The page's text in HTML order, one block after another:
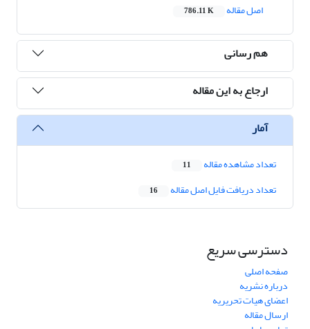
اصل مقاله
786.11 K
هم رسانی
ارجاع به این مقاله
آمار
تعداد مشاهده مقاله 11
تعداد دریافت فایل اصل مقاله 16
دسترسی سریع
صفحه اصلی
درباره نشریه
اعضای هیات تحریریه
ارسال مقاله